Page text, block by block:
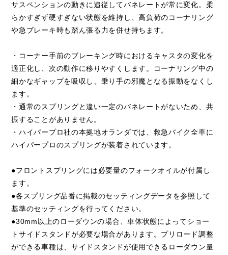
サスペンションの動きに追従してバネレートが常に変化。柔
らかすぎず硬すぎない状態を維持し、高負荷のコーナリング
や急ブレーキ時も踏ん張る力を併せ持ちます。
・コーナー手前のブレーキング時におけるキャスタの変化を
適正化し、次の動作に移りやすくします。コーナリング中の
細かなギャップを吸収し、乗り手の邪魔となる振動をなくし
ます。
・通常のスプリングと違い一定のバネレートがないため、共
振することがありません。
・ハイパープロ社の本拠地オランダでは、救急バイク全車に
ハイパープロのスプリングが装着されています。
●フロントスプリングには必要量のフォークオイルが付属し
ます。
●各スプリング品番に掲載のセッティングデータを参照して
基準のセッティングを行ってください。
●30mm以上のローダウンの場合、車体状態によってショー
トサイドスタンドが必要な場合があります。プリロード調整
ができる車種は、サイドスタンドが使用できるローダウン量